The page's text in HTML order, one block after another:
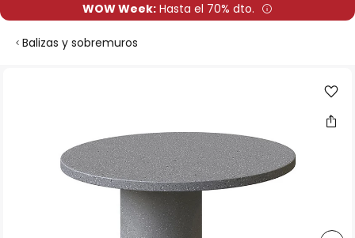
WOW Week: Hasta el 70% dto.
Balizas y sobremuros